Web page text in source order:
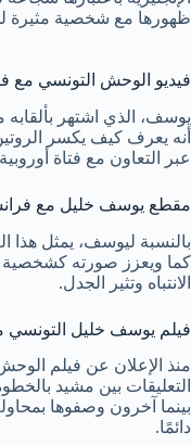
ظهورها مع شخصية مثيرة
فيديو الوحش التونسي مع
يوسف، الذي اشتهر
أنه يعرف كيف يكسر
عبر التعاون مع فتاة
مقطع يوسف خليل مع
بالنسبة ليوسف، يمثل هذا
كما ويعزز صورته
الانتباه وتثير الجدل.
فيلم يوسف خليل التونسي
منذ الإعلان عن فيلم
التعليقات بين مشيد
بينما آخرون وصفوها
دائمًا.